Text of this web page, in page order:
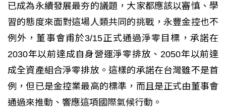
已成為永續發展最夯的議題，大家都應該以審慎、學
習的態度來面對這場人類共同的挑戰，永豐金控也不
例外，董事會甫於3/15正式通過淨零目標，承諾在
2030年以前達成自身營運淨零排放、2050年以前達
成全資產組合淨零排放。這樣的承諾在台灣雖不是首
例，但已是金控業最高的標準，而且是正式由董事會
通過來推動、響應這項國際氣候行動。